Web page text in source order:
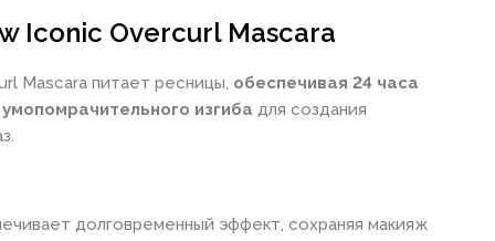
Iconic Overcurl Mascara
Mascara питает ресницы, обеспечивая 24 часа
умопомрачительного изгиба для создания
долговременный эффект, сохраняя макияж